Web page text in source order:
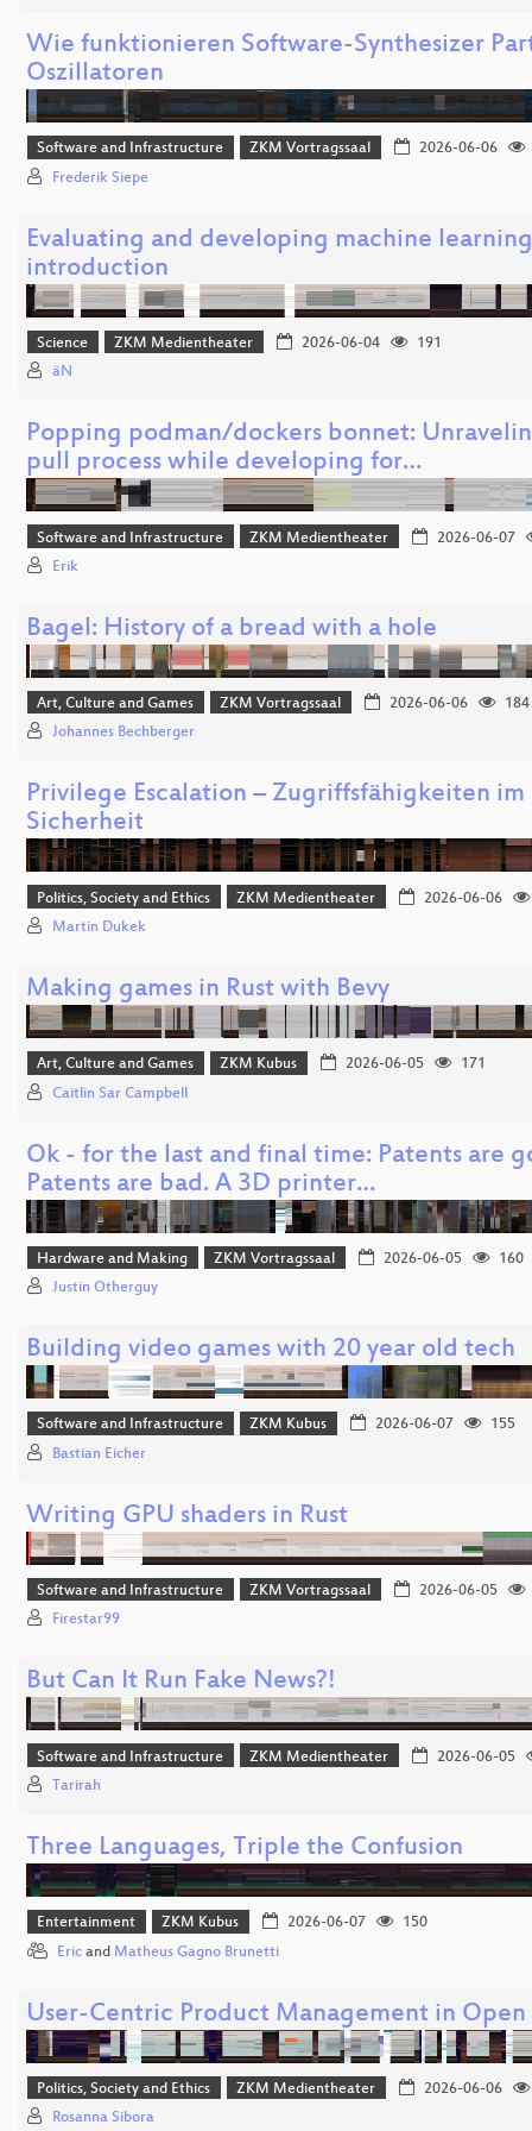
Wie funktionieren Software-Synthesizer
Oszillatoren
Software and Infrastructure ZKM Vortragssaal 2026-06-06
Frederik Siepe
Evaluating and developing machine
introduction
Science ZKM Medientheater 2026-06-04
191
äN
Popping podman/dockers bonnet:
pull process while developing for…
Software and Infrastructure ZKM Medientheater
2026-06-07
Erik
Bagel: History of a bread with a hole
Art, Culture and Games ZKM Vortragssaal 2026-06-06
184
Johannes Bechberger
Privilege Escalation – Zugriffsfähigkeiten
Sicherheit
Politics, Society and Ethics ZKM Medientheater
2026-06-06
Martin Dukek
Making games in Rust with Bevy
Art, Culture and Games ZKM Kubus 2026-06-05
171
Caitlin Sar Campbell
Ok - for the last and final time: Patents are
Patents are bad. A 3D printer…
Hardware and Making ZKM Vortragssaal 2026-06-05
160
Justin Otherguy
Building video games with 20 year old tech
Software and Infrastructure ZKM Kubus 2026-06-07
155
Bastian Eicher
Writing GPU shaders in Rust
Software and Infrastructure ZKM Vortragssaal 2026-06-05
Firestar99
But Can It Run Fake News?!
Software and Infrastructure ZKM Medientheater
2026-06-05
Tarirah
Three Languages, Triple the Confusion
Entertainment ZKM Kubus 2026-06-07
150
Eric and Matheus Gagno Brunetti
User-Centric Product Management in Open
Politics, Society and Ethics ZKM Medientheater
2026-06-06
Rosanna Sibora